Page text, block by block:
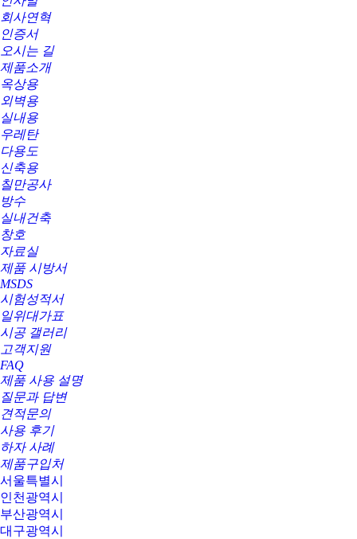
회사연혁
인증서
오시는 길
제품소개
옥상용
외벽용
실내용
우레탄
다용도
신축용
칠만공사
방수
실내건축
창호
자료실
제품 시방서
MSDS
시험성적서
일위대가표
시공 갤러리
고객지원
FAQ
제품 사용 설명
질문과 답변
견적문의
사용 후기
하자 사례
제품구입처
서울특별시
인천광역시
부산광역시
대구광역시